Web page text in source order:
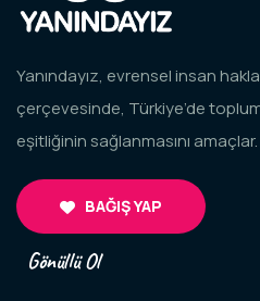
Yanındayız, evrensel insan
çerçevesinde, Türkiye’de
eşitliğinin sağlanmasını amaçlar.
BAĞIŞ YAP
Gönüllü Ol